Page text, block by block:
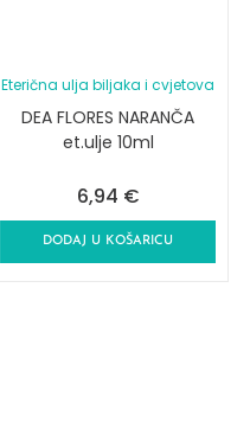
Eterična ulja biljaka i cvjetova
DEA FLORES NARANČA
et.ulje 10ml
6,94 €
DODAJ U KOŠARICU